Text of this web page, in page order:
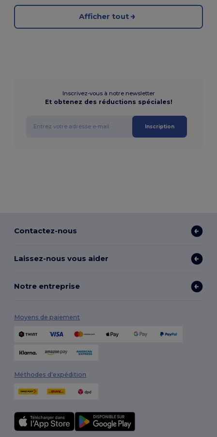
Afficher tout
Inscrivez-vous à notre newsletter
Et obtenez des réductions spéciales!
Inscription
Contactez-nous
Laissez-nous vous aider
Notre entreprise
Moyens de paiement
Méthodes d'expédition